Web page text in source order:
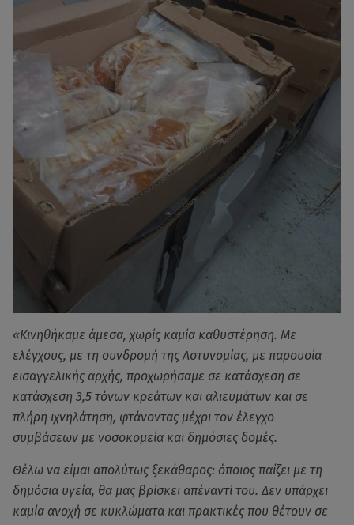
«Κινηθήκαμε άμεσα, χωρίς καμία καθυστέρηση. Με
ελέγχους, με τη συνδρομή της Αστυνομίας, με παρουσία
εισαγγελικής αρχής, προχωρήσαμε σε κατάσχεση σε
κατάσχεση 3,5 τόνων κρεάτων και αλιευμάτων και σε
πλήρη ιχνηλάτηση, φτάνοντας μέχρι τον έλεγχο
συμβάσεων με νοσοκομεία και δημόσιες δομές.
Θέλω να είμαι απολύτως ξεκάθαρος: όποιος παίζει με τη
δημόσια υγεία, θα μας βρίσκει απέναντί του. Δεν υπάρχει
καμία ανοχή σε κυκλώματα και πρακτικές που θέτουν σε